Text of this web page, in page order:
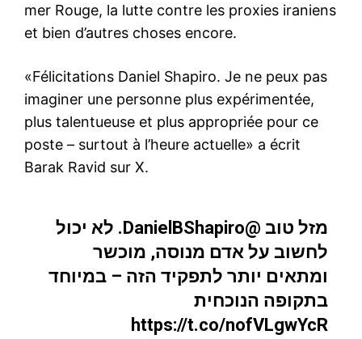
mer Rouge, la lutte contre les proxies iraniens
et bien d’autres choses encore.
«Félicitations Daniel Shapiro. Je ne peux pas
imaginer une personne plus expérimentée,
plus talentueuse et plus appropriée pour ce
poste – surtout à l’heure actuelle» a écrit
Barak Ravid sur X.
מזל טוב @DanielBShapiro
. לא יכול
לחשוב על אדם מנוסה, מוכשר
ומתאים יותר לתפקיד הזה – במיוחד
בתקופה הנוכחית
https://t.co/nofVLgwYcR